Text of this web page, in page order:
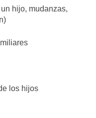
hijo, mudanzas,
los hijos